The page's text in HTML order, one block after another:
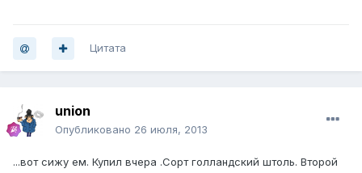
Цитата
union
Опубликовано 26 июля, 2013
...вот сижу ем. Купил вчера .Сорт голландский штоль. Второй